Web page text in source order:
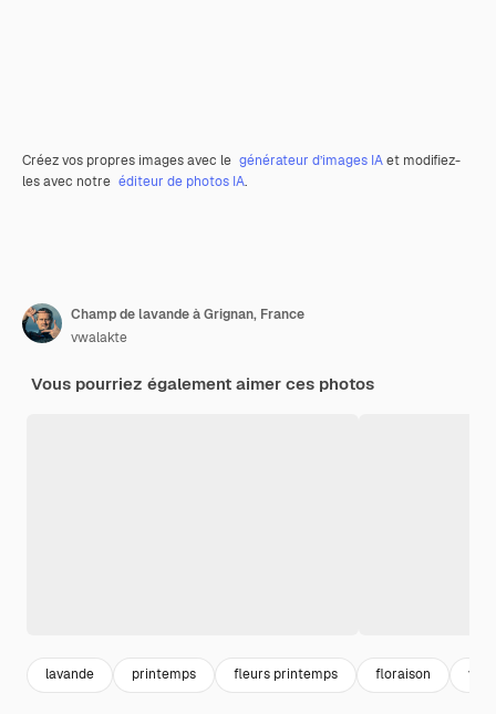
Créez vos propres images avec le générateur d’images IAet modifiez-
les avec notre éditeur de photos IA.
Champ de lavande à Grignan, France
vwalakte
Vous pourriez également aimer ces photos
lavande printemps fleurs printemps floraison